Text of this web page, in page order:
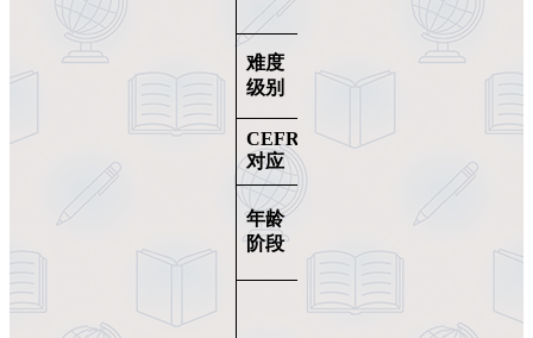
难度
级别
Beginning –
CEFR
对应
A2–B1
年龄
阶段
岁以上）
ESL 成人/